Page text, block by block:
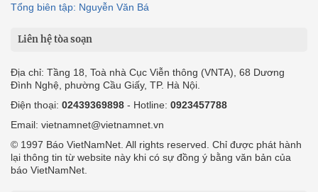
Tổng biên tập: Nguyễn Văn Bá
Liên hệ tòa soạn
Địa chỉ: Tầng 18, Toà nhà Cục Viễn thông (VNTA), 68 Dương
Đình Nghệ, phường Cầu Giấy, TP. Hà Nội.
Điện thoại: 02439369898 - Hotline: 0923457788
Email: vietnamnet@vietnamnet.vn
© 1997 Báo VietNamNet. All rights reserved. Chỉ được phát hành
lại thông tin từ website này khi có sự đồng ý bằng văn bản của
báo VietNamNet.